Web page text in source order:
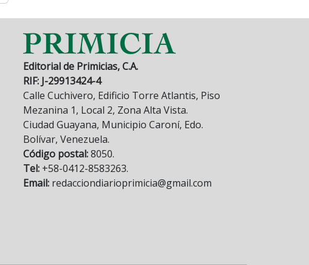
Editorial de Primicias, C.A.
RIF: J-29913424-4
Calle Cuchivero, Edificio Torre Atlantis, Piso
Mezanina 1, Local 2, Zona Alta Vista.
Ciudad Guayana, Municipio Caroní, Edo.
Bolívar, Venezuela.
Código postal:8050.
Tel: +58-0412-8583263.
Email: redacciondiarioprimicia@gmail.com